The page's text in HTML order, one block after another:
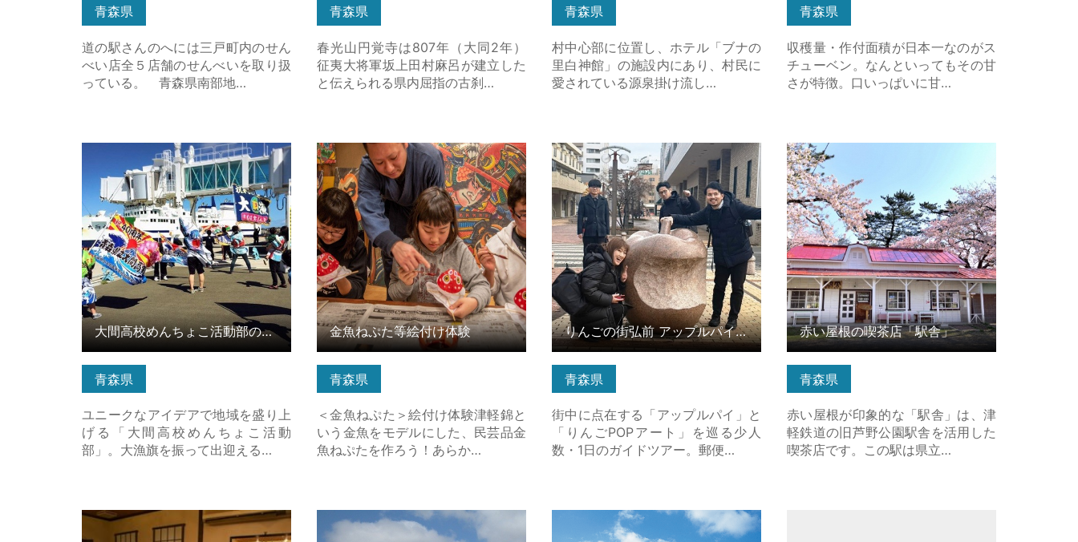
青森県
道の駅さんのへには三戸町内のせん
べい店全５店舗のせんべいを取り扱
っている。 青森県南部地…
青森県
春光山円覚寺は807年（大同2年）
征夷大将軍坂上田村麻呂が建立した
と伝えられる県内屈指の古刹…
青森県
村中心部に位置し、ホテル「ブナの
里白神館」の施設内にあり、村民に
愛されている源泉掛け流し…
青森県
収穫量・作付面積が日本一なのがス
チューベン。なんといってもその甘
さが特徴。口いっぱいに甘…
青森県
ユニークなアイデアで地域を盛り上
げる「大間高校めんちょこ活動
部」。大漁旗を振って出迎える…
大間高校めんちょこ活動部のおもて
なし の詳細はこちら
大間高校めんちょこ活動部のおもてなし
青森県
＜金魚ねぷた＞絵付け体験津軽錦と
いう金魚をモデルにした、民芸品金
魚ねぷたを作ろう！あらか…
金魚ねぷた等絵付け体験 の詳細はこ
ちら
金魚ねぷた等絵付け体験
青森県
街中に点在する「アップルパイ」と
「りんごPOPアート」を巡る少人
数・1日のガイドツアー。郵便…
りんごの街弘前 アップルパイ＆POP
アート巡りツアー の詳細はこちら
りんごの街弘前 アップルパイ＆POPアート巡りツアー
青森県
赤い屋根が印象的な「駅舎」は、津
軽鉄道の旧芦野公園駅舎を活用した
喫茶店です。この駅は県立…
赤い屋根の喫茶店「駅舎」 の詳細は
こちら
赤い屋根の喫茶店「駅舎」
津軽三味線酒場 の詳細はこちら しゃこちゃん温泉 の詳細はこちら
ウェルネスセンターしゃりき温泉 の
詳細はこちら